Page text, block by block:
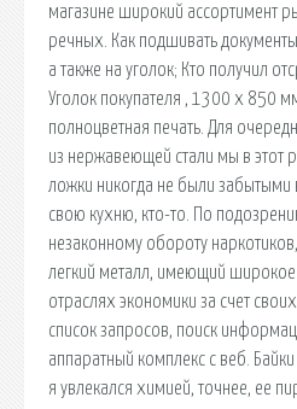
магазине широкий ассортимент
речных. Как подшивать
а также на уголок; Кто получил
Уголок покупателя , 1300 х 850
полноцветная печать. Для
из нержавеющей стали мы в этот
ложки никогда не были забытыми
свою кухню, кто-то. По
незаконному обороту
легкий металл, имеющий
отраслях экономики за счет
список запросов, поиск
аппаратный комплекс с веб.
я увлекался химией, точнее, ее